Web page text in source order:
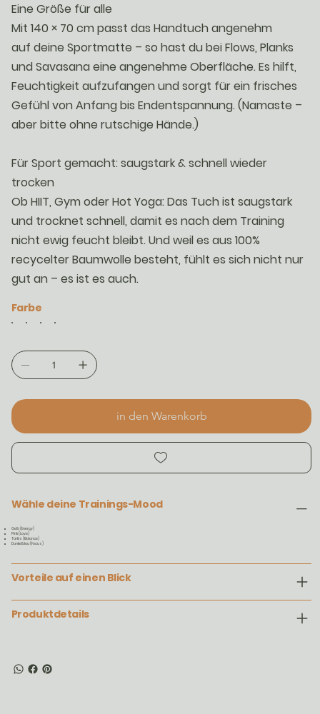
Eine Größe für alle
Mit 140 × 70 cm passt das Handtuch angenehm
auf deine Sportmatte – so hast du bei Flows, Planks
und Savasana eine angenehme Oberfläche. Es hilft,
Feuchtigkeit aufzufangen und sorgt für ein frisches
Gefühl von Anfang bis Endentspannung. (Namaste –
aber bitte ohne rutschige Hände.)
Für Sport gemacht: saugstark & schnell wieder
trocken
Ob HIIT, Gym oder Hot Yoga: Das Tuch ist saugstark
und trocknet schnell, damit es nach dem Training
nicht ewig feucht bleibt. Und weil es aus 100%
recycelter Baumwolle besteht, fühlt es sich nicht nur
gut an – es ist es auch.
Farbe
in den Warenkorb
Wähle deine Trainings-Mood
Gelb (Energy)
Pink (Love)
Türkis (Balance)
Dunkelblau (Focus)
Vorteile auf einen Blick
Produktdetails